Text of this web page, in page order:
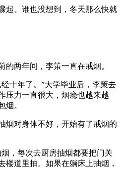
起。谁也没想到，冬天那么快就
的两年间，李策一直在戒烟。
十年了。”大学毕业后，李策去
压力一直很大，烟瘾也越来越
烟。
烟对身体不好，开始有了戒烟的
，每次去厨房抽烟都要把门关
楼道里抽。如果在躺床上抽烟，